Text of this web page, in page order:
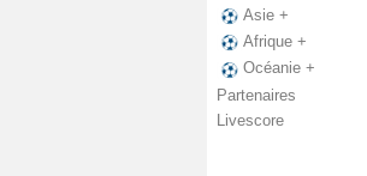
Asie +
Afrique +
Océanie +
Partenaires
Livescore